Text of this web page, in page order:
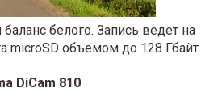
белого. Запись ведет на
microSD объемом до 128 Гбайт.
DiCam 810